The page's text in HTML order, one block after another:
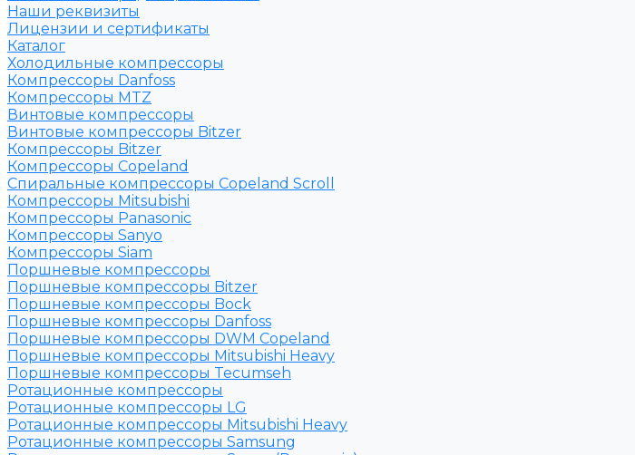
Наши реквизиты
Лицензии и сертификаты
Каталог
Холодильные компрессоры
Компрессоры Danfoss
Компрессоры MTZ
Винтовые компрессоры
Винтовые компрессоры Bitzer
Компрессоры Bitzer
Компрессоры Copeland
Спиральные компрессоры Copeland Scroll
Компрессоры Mitsubishi
Компрессоры Panasonic
Компрессоры Sanyo
Компрессоры Siam
Поршневые компрессоры
Поршневые компрессоры Bitzer
Поршневые компрессоры Bock
Поршневые компрессоры Danfoss
Поршневые компрессоры DWM Copeland
Поршневые компрессоры Mitsubishi Heavy
Поршневые компрессоры Tecumseh
Ротационные компрессоры
Ротационные компрессоры LG
Ротационные компрессоры Mitsubishi Heavy
Ротационные компрессоры Samsung